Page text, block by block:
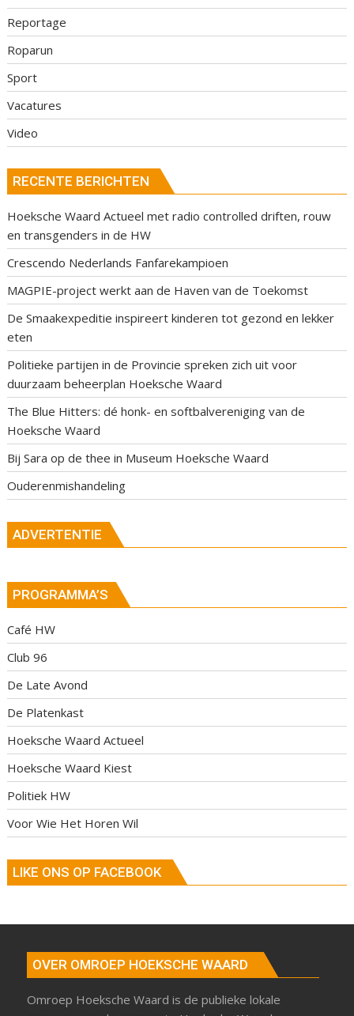
Reportage
Roparun
Sport
Vacatures
Video
RECENTE BERICHTEN
Hoeksche Waard Actueel met radio controlled driften, rouw
en transgenders in de HW
Crescendo Nederlands Fanfarekampioen
MAGPIE-project werkt aan de Haven van de Toekomst
De Smaakexpeditie inspireert kinderen tot gezond en lekker
eten
Politieke partijen in de Provincie spreken zich uit voor
duurzaam beheerplan Hoeksche Waard
The Blue Hitters: dé honk- en softbalvereniging van de
Hoeksche Waard
Bij Sara op de thee in Museum Hoeksche Waard
Ouderenmishandeling
ADVERTENTIE
PROGRAMMA’S
Café HW
Club 96
De Late Avond
De Platenkast
Hoeksche Waard Actueel
Hoeksche Waard Kiest
Politiek HW
Voor Wie Het Horen Wil
LIKE ONS OP FACEBOOK
OVER OMROEP HOEKSCHE WAARD
Omroep Hoeksche Waard is de publieke lokale